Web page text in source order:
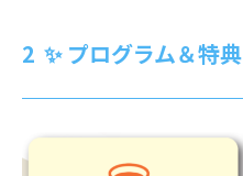
✨ プログラム＆特典